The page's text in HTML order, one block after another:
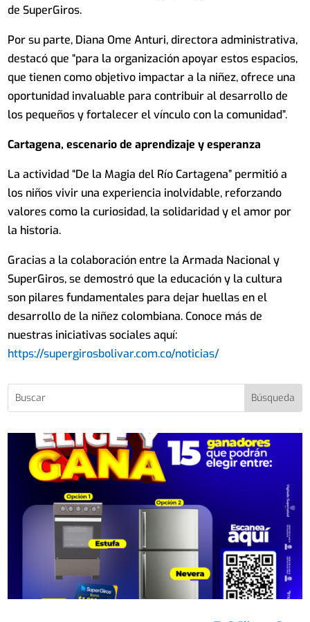
de SuperGiros.
Por su parte, Diana Ome Anturi, directora administrativa,
destacó que “para la organización apoyar estos espacios,
que tienen como objetivo impactar a la niñez, ofrece una
oportunidad invaluable para contribuir al desarrollo de
los pequeños y fortalecer el vínculo con la comunidad”.
Cartagena, escenario de aprendizaje y esperanza
La actividad “De la Magia del Río Cartagena” permitió a
los niños vivir una experiencia inolvidable, reforzando
valores como la curiosidad, la solidaridad y el amor por
la historia.
Gracias a la colaboración entre la Armada Nacional y
SuperGiros, se demostró que la educación y la cultura
son pilares fundamentales para dejar huellas en el
desarrollo de la niñez colombiana. Conoce más de
nuestras iniciativas sociales aquí:
https://supergirosbolivar.com.co/noticias/